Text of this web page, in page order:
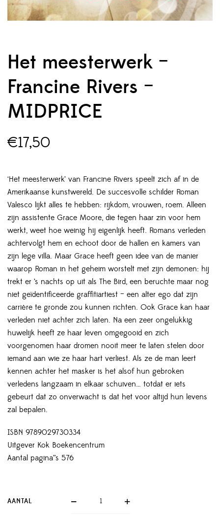
Het meesterwerk –
Francine Rivers –
MIDPRICE
€17,50
‘Het meesterwerk’ van Francine Rivers speelt zich af in de
Amerikaanse kunstwereld. De succesvolle schilder Roman
Valesco lijkt alles te hebben: rijkdom, vrouwen, roem. Alleen
zijn assistente Grace Moore, die tegen haar zin voor hem
werkt, weet hoe weinig hij eigenlijk heeft. Romans verleden
achtervolgt hem en echoot door de hallen en kamers van
zijn lege villa. Maar Grace heeft geen idee van de manier
waarop Roman in het geheim worstelt met zijn demonen: hij
trekt er ’s nachts op uit als The Bird, een beruchte maar nog
niet geïdentificeerde graffitiartiest – een alter ego dat zijn
carrière te gronde zou kunnen richten. Ook Grace kan haar
verleden niet achter zich laten. Na een zeer ongelukkig
huwelijk heeft ze haar leven omgegooid en zich
voorgenomen haar dromen nooit meer te laten stelen door
iemand aan wie ze haar hart verliest. Als ze de man leert
kennen achter het masker is het alsof hun gebroken
verledens langzaam in elkaar schuiven… totdat er iets
gebeurt dat zo onverwacht is dat het voor altijd hun levens
zal bepalen.
ISBN 9789029730334
Uitgever Kok Boekencentrum
Aantal pagina”s 576
AANTAL